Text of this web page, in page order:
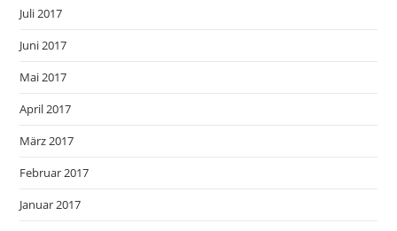
Juli 2017
Juni 2017
Mai 2017
April 2017
März 2017
Februar 2017
Januar 2017